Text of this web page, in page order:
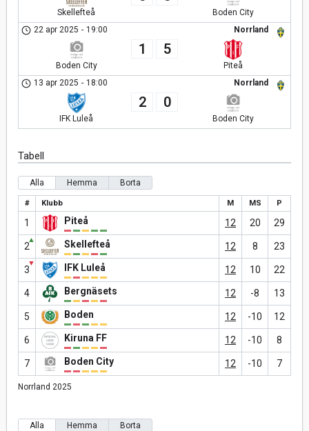
Skellefteå
Boden City
Norrland
22 apr 2025 - 19:00
Boden City
1 5
Piteå
Norrland
13 apr 2025 - 18:00
IFK Luleå
2 0
Boden City
Tabell
Alla Hemma Borta
# Klubb M MS P
1 Piteå 12 20 29
2
▲ Skellefteå 12 8 23
3
▼ IFK Luleå 12 10 22
4 Bergnäsets 12 -8 13
5 Boden 12 -10 12
6 Kiruna FF 12 -10 8
7 Boden City 12 -10 7
Norrland 2025
Alla Hemma Borta